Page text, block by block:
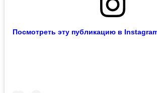
Посмотреть эту публикацию в